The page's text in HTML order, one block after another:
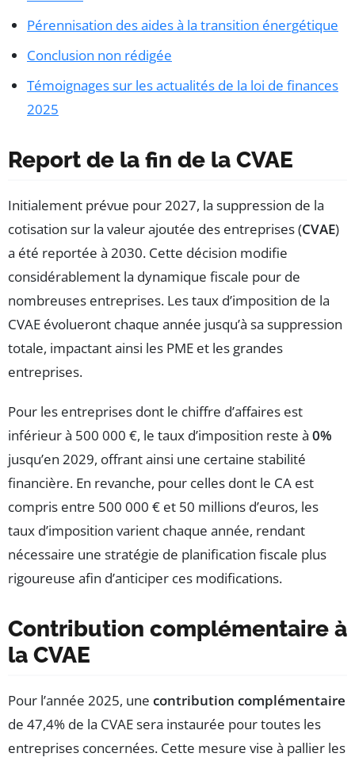
Pérennisation des aides à la transition énergétique
Conclusion non rédigée
Témoignages sur les actualités de la loi de finances
2025
Report de la fin de la CVAE
Initialement prévue pour 2027, la suppression de la
cotisation sur la valeur ajoutée des entreprises (CVAE)
a été reportée à 2030. Cette décision modifie
considérablement la dynamique fiscale pour de
nombreuses entreprises. Les taux d’imposition de la
CVAE évolueront chaque année jusqu’à sa suppression
totale, impactant ainsi les PME et les grandes
entreprises.
Pour les entreprises dont le chiffre d’affaires est
inférieur à 500 000 €, le taux d’imposition reste à 0%
jusqu’en 2029, offrant ainsi une certaine stabilité
financière. En revanche, pour celles dont le CA est
compris entre 500 000 € et 50 millions d’euros, les
taux d’imposition varient chaque année, rendant
nécessaire une stratégie de planification fiscale plus
rigoureuse afin d’anticiper ces modifications.
Contribution complémentaire à
la CVAE
Pour l’année 2025, une contribution complémentaire
de 47,4% de la CVAE sera instaurée pour toutes les
entreprises concernées. Cette mesure vise à pallier les